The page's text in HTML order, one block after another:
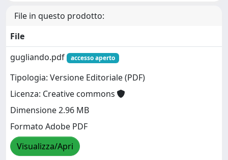
File in questo prodotto:
File
gugliando.pdf
accesso aperto
Tipologia: Versione Editoriale (PDF)
Licenza: Creative commons
Dimensione 2.96 MB
Formato Adobe PDF
Visualizza/Apri